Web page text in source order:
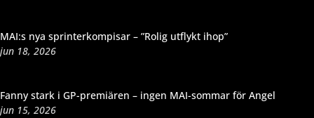
MAI:s nya sprinterkompisar – ”Rolig utflykt ihop”
jun 18, 2026
Fanny stark i GP-premiären – ingen MAI-sommar för Angel
jun 15, 2026